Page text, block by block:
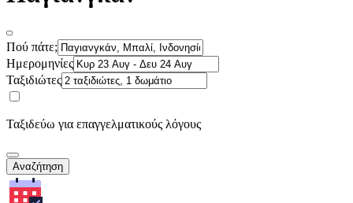
Πού πάτε;
Ημερομηνίες
Ταξιδιώτες
Ταξιδεύω για επαγγελματικούς λόγους
Αναζήτηση